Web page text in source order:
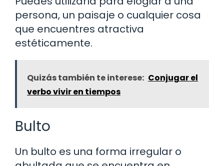
persona, un paisaje o cualquier cosa
que encuentres atractiva
estéticamente.
Quizás también te interese: Conjugar el
verbo vivir en tiempos
Bulto
Un bulto es una forma irregular o